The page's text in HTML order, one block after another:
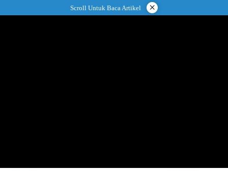
ke
Scroll Untuk Baca Artikel ×